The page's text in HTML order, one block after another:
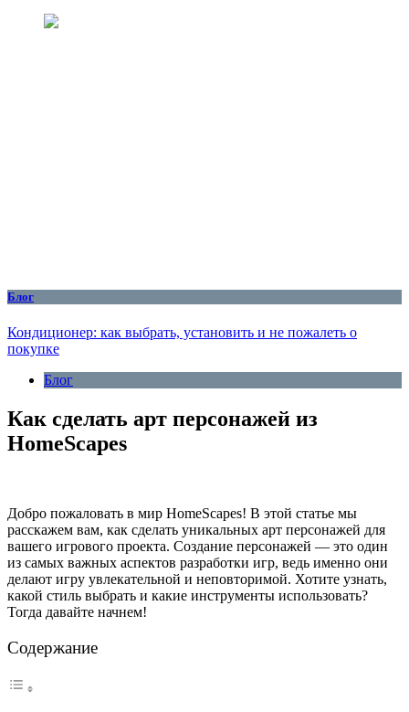
Блог
Кондиционер: как выбрать, установить и не пожалеть о
покупке
Блог
Как сделать арт персонажей из
HomeScapes
Добро пожаловать в мир HomeScapes! В этой статье мы
расскажем вам, как сделать уникальных арт персонажей для
вашего игрового проекта. Создание персонажей — это один
из самых важных аспектов разработки игр, ведь именно они
делают игру увлекательной и неповторимой. Хотите узнать,
какой стиль выбрать и какие инструменты использовать?
Тогда давайте начнем!
Содержание